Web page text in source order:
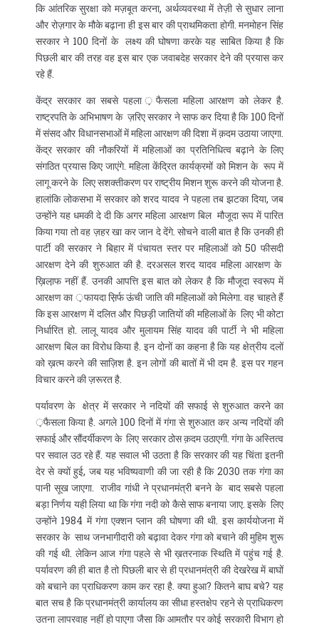
कि आंतरिक सुरक्षा को मज़बूत करना, अर्थव्यवस्था में तेज़ी से सुधार लाना
और रोज़गार के मौके बढ़ाना ही इस बार की प्राथमिकता होगी. मनमोहन सिंह
सरकार ने 100 दिनों के लक्ष्य की घोषणा करके यह साबित किया है कि
पिछली बार की तरह वह इस बार एक जवाबदेह सरकार देने की प्रयास कर
रहे हैं.
केंद्र सरकार का सबसे पहला ़फैसला महिला आरक्षण को लेकर है.
राष्ट्रपति के अभिभाषण के ज़रिए सरकार ने साफ कर दिया है कि 100 दिनों
में संसद और विधानसभाओं में महिला आरक्षण की दिशा में क़दम उठाया जाएगा.
केंद्र सरकार की नौकरियों में महिलाओं का प्रतिनिधित्व बढ़ाने के लिए
संगठित प्रयास किए जाएंगे. महिला केंद्रित कार्यक्रमों को मिशन के रूप में
लागू करने के लिए सशक्तीकरण पर राष्ट्रीय मिशन शुरू करने की योजना है.
हालांकि लोकसभा में सरकार को शरद यादव ने पहला तब झटका दिया, जब
उन्होंने यह धमकी दे दी कि अगर महिला आरक्षण बिल मौजूदा रूप में पारित
किया गया तो वह ज़हर खा कर जान दे देंगे. सोचने वाली बात है कि उनकी ही
पार्टी की सरकार ने बिहार में पंचायत स्तर पर महिलाओं को 50 फीसदी
आरक्षण देने की शुरुआत की है. दरअसल शरद यादव महिला आरक्षण के
ख़िला़फ नहीं हैं. उनकी आपत्ति इस बात को लेकर है कि मौजूदा स्वरूप में
आरक्षण का ़फायदा स़िर्फ ऊंची जाति की महिलाओं को मिलेगा. वह चाहते हैं
कि इस आरक्षण में दलित और पिछड़ी जातियों की महिलाओं के लिए भी कोटा
निर्धारित हो. लालू यादव और मुलायम सिंह यादव की पार्टी ने भी महिला
आरक्षण बिल का विरोध किया है. इन दोनों का कहना है कि यह क्षेत्रीय दलों
को ख़त्म करने की साज़िश है. इन लोगों की बातों में भी दम है. इस पर गहन
विचार करने की ज़रूरत है.
पर्यावरण के क्षेत्र में सरकार ने नदियों की सफाई से शुरुआत करने का
़फैसला किया है. अगले 100 दिनों में गंगा से शुरुआत कर अन्य नदियों की
सफाई और सौंदर्यीकरण के लिए सरकार ठोस क़दम उठाएगी. गंगा के अस्तित्व
पर सवाल उठ रहे हैं. यह सवाल भी उठता है कि सरकार की यह चिंता इतनी
देर से क्यों हुई, जब यह भविष्यवाणी की जा रही है कि 2030 तक गंगा का
पानी सूख जाएगा. राजीव गांधी ने प्रधानमंत्री बनने के बाद सबसे पहला
बड़ा निर्णय यही लिया था कि गंगा नदी को कैसे साफ बनाया जाए. इसके लिए
उन्होंने 1984 में गंगा एक्शन प्लान की घोषणा की थी. इस कार्ययोजना में
सरकार के साथ जनभागीदारी को बढ़ावा देकर गंगा को बचाने की मुहिम शुरू
की गई थी. लेकिन आज गंगा पहले से भी ख़तरनाक स्थिति में पहुंच गई है.
पर्यावरण की ही बात है तो पिछली बार से ही प्रधानमंत्री की देखरेख में बाघों
को बचाने का प्राधिकरण काम कर रहा है. क्या हुआ? कितने बाघ बचे? यह
बात सच है कि प्रधानमंत्री कार्यालय का सीधा हस्तक्षेप रहने से प्राधिकरण
उतना लापरवाह नहीं हो पाएगा जैसा कि आमतौर पर कोई सरकारी विभाग हो